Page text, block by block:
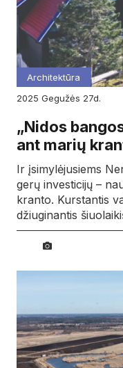
Architektūra
2025
gegužės 27d.
„Nidos
ant marių
Ir įsimylėjusiems
gerų investicijų –
kranto. Kurstantis
džiuginantis